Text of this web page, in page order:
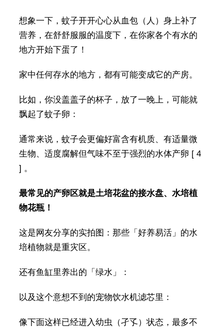
想象一下，蚊子开开心心从血包（人）身上补了
营养，在舒舒服服的温度下，在你家各个有水的
地方开始下蛋了！
家中任何存水的地方，都有可能变成它的产房。
比如，你没盖盖子的杯子，放了一晚上，可能就
飘起了蚊子卵：
通常来说，蚊子会更偏好富含有机质、有适量微
生物、适度腐解但气味不至于强烈的水体产卵 [ 4
] 。
最常见的产卵区就是土培花盆的接水盘、水培植
物花瓶！
这是网友分享的实拍图：那些「好养易活」的水
培植物就是重灾区。
还有鱼缸里养出的「绿水」：
以及这个意想不到的宠物饮水机滤芯里：
像下面这样已经进入幼虫（孑孓）状态，最多不